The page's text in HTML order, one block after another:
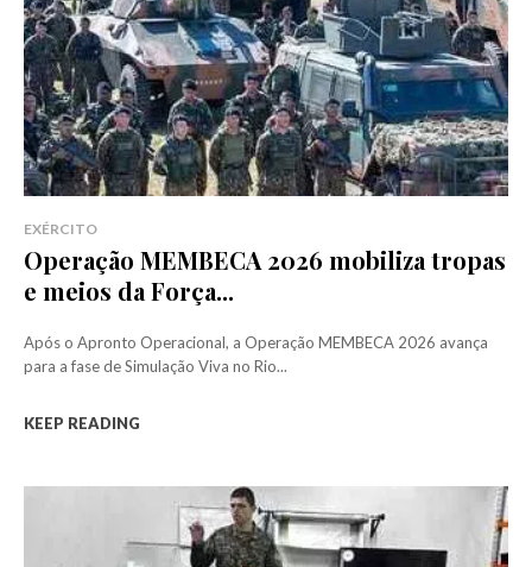
EXÉRCITO
Operação MEMBECA 2026 mobiliza tropas
e meios da Força...
Após o Apronto Operacional, a Operação MEMBECA 2026 avança
para a fase de Simulação Viva no Rio...
KEEP READING